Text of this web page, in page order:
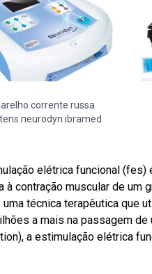
corrente russa
neurodyn ibramed
elétrica funcional
contração muscular de um
técnica terapêutica que
a mais na passagem
a estimulação elétrica